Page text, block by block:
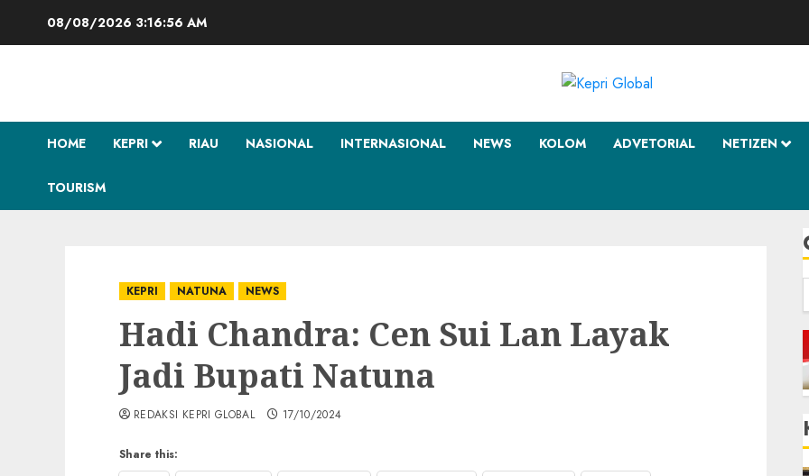
08/08/2026 3:16:57 AM
HOME KEPRI RIAU NASIONAL INTERNASIONAL NEWS KOLOM ADVETORIAL NETIZEN
TOURISM
KEPRI NATUNA NEWS
Hadi Chandra: Cen Sui Lan Layak
Jadi Bupati Natuna
Share this:
REDAKSI KEPRI GLOBAL 17/10/2024